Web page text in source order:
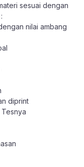
sesuai dengan
nilai ambang
diprint